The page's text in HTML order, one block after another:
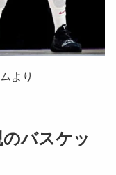
より
バスケッ